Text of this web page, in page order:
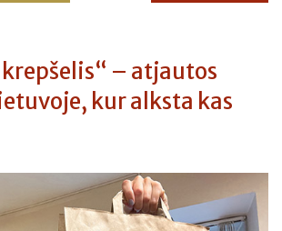
– atjautos
kur alksta kas